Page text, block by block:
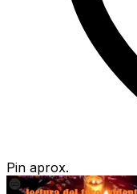
Pin aprox.